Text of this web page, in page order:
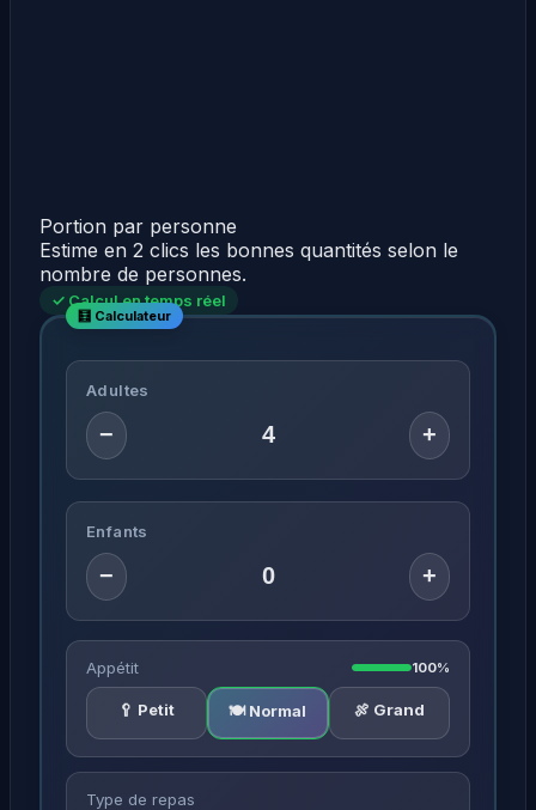
Portion par personne
Estime en 2 clics les bonnes quantités selon le
nombre de personnes.
✓ Calcul en temps réel
Adultes
− +
Enfants
− +
Appétit 100%
🥄 Petit 🍽️ Normal 🍖 Grand
Type de repas